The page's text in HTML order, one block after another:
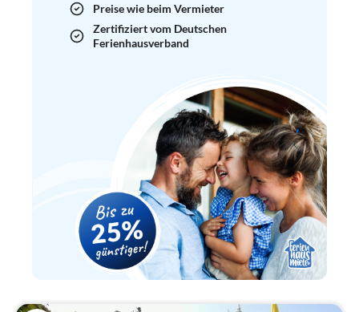
Preise wie beim Vermieter
Zertifiziert vom Deutschen
Ferienhausverband